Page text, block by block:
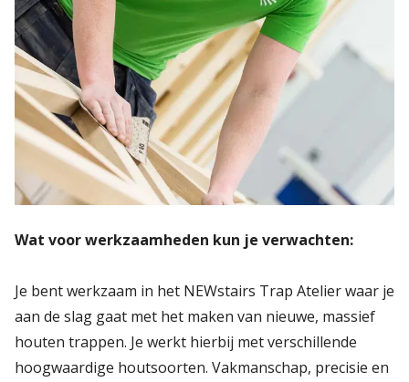
Wat voor werkzaamheden kun je verwachten:
Je bent werkzaam in het NEWstairs Trap Atelier waar je
aan de slag gaat met het maken van nieuwe, massief
houten trappen. Je werkt hierbij met verschillende
hoogwaardige houtsoorten. Vakmanschap, precisie en